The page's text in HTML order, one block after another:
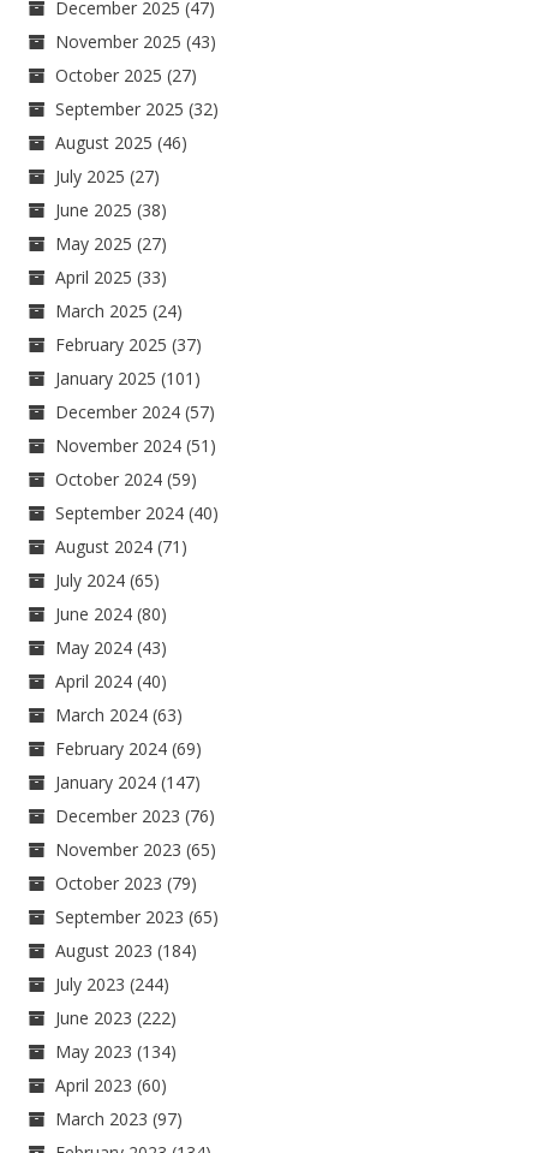
December 2025 (47)
November 2025 (43)
October 2025 (27)
September 2025 (32)
August 2025 (46)
July 2025 (27)
June 2025 (38)
May 2025 (27)
April 2025 (33)
March 2025 (24)
February 2025 (37)
January 2025 (101)
December 2024 (57)
November 2024 (51)
October 2024 (59)
September 2024 (40)
August 2024 (71)
July 2024 (65)
June 2024 (80)
May 2024 (43)
April 2024 (40)
March 2024 (63)
February 2024 (69)
January 2024 (147)
December 2023 (76)
November 2023 (65)
October 2023 (79)
September 2023 (65)
August 2023 (184)
July 2023 (244)
June 2023 (222)
May 2023 (134)
April 2023 (60)
March 2023 (97)